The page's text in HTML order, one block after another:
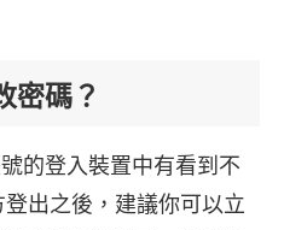
密碼？
的登入裝置中有看到不
出之後，建議你可以立